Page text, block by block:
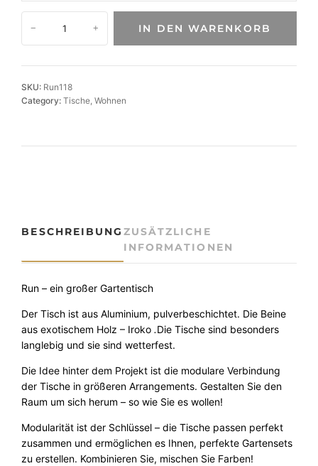
i
g
n
m
r
T
s
c
h
u
n
1
1
8
I
− + IN DEN WARENKORB
SKU: Run118
Category:Tische, Wohnen
BESCHREIBUNG ZUSÄTZLICHE
INFORMATIONEN
Run – ein großer Gartentisch
Der Tisch ist aus Aluminium, pulverbeschichtet. Die Beine
aus exotischem Holz – Iroko .Die Tische sind besonders
langlebig und sie sind wetterfest.
Die Idee hinter dem Projekt ist die modulare Verbindung
der Tische ingrößeren Arrangements.Gestalten Sieden
Raum um sich herum – so wie Sie es wollen!
Modularität ist der Schlüssel – dieTische passen perfekt
zusammen und ermöglichen es Ihnen, perfekteGartensets
zu erstellen. Kombinieren Sie, mischen Sie Farben!